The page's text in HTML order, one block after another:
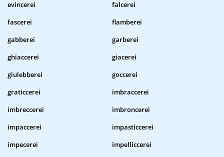
evincerei
falcerei
fascerei
flamberei
gabberei
garberei
ghiaccerei
giacerei
giulebberei
goccerei
graticcerei
imbraccerei
imbreccerei
imbroncerei
impaccerei
impasticcerei
impecerei
impelliccerei